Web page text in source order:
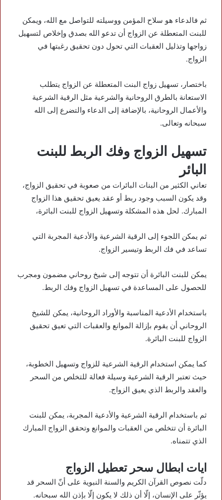
ثم فالدعاء هو سلاح المؤمن ووسيلته للتواصل مع الله، ويمكن
للبنت المتعطلة عن الزواج أن تدعو الله بصدق وإخلاص لتسهيل
زواجها وتذليل العقبات التي تحول دون تحقيق رغبتها في
الزواج.
باختصار، تسهيل زواج البنت المتعطلة عن الزواج يتطلب
الاستعانة بالطرق الروحانية والشرعية مثل الرقية الشرعية
والأعمال الروحانية، بالإضافة إلى الدعاء والتضرع إلى الله
سبحانه وتعالى.
تسهيل الزواج وفك الربط للبنت
البائر
تعاني الكثير من البنات البائرات من صعوبة في تحقيق الزواج،
وقد يكون السبب وجود ربط أو عقد يعيق تحقيق هذا الزواج
المبارك. لحل هذه المشكلة وتسهيل الزواج للبنت البائرة،
ثم يمكن اللجوء إلى الرقية الشرعية والأدعية المجربة التي
تساعد في فك الربط وتيسير الزواج.
يمكن للبنت البائرة أن تتوجه إلى شيخ روحاني مضمون ومجرب
للحصول على المساعدة في تسهيل الزواج وفك الربط.
باستخدام الأدعية المناسبة والأوراد الروحانية، يمكن للشيخ
الروحاني أن يقوم بإزالة الموانع والعقبات التي تعيق تحقيق
الزواج للبنت البائرة.
كما يمكن استخدام الرقية الشرعية للزواج وتسهيل الخطوبة،
حيث تعتبر الرقية الشرعية وسيلة فعالة للتخلص من السحر
والعقد والربط الذي يعيق الزواج.
ثم باستخدام الرقية الشرعية والأدعية المجربة، يمكن للبنت
البائرة أن تتخلص من العقبات والموانع وتحقق الزواج المبارك
الذي تتمناه.
ايات ابطال سحر تعطيل الزواج
دلّت نصوص القرآن الكريم والسنة النبوية على أنّ السحر قد
يؤثّر على الإنسان، إلّا أن ذلك لا يكون إلّا بإذن الله سبحانه.